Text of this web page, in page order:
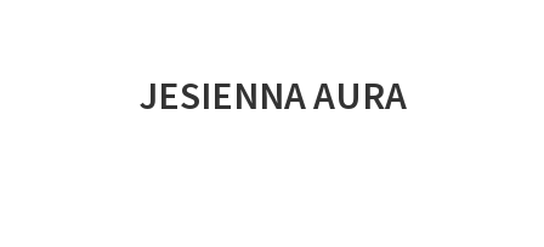
JESIENNA AURA